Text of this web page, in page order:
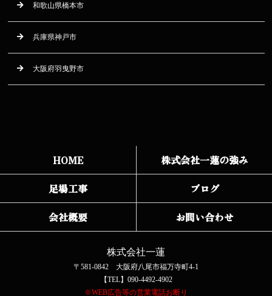
和歌山県橋本市
兵庫県神戸市
大阪府羽曳野市
HOME
株式会社一蓮の強み
足場工事
ブログ
会社概要
お問い合わせ
株式会社一蓮
〒581-0842 大阪府八尾市福万寺町4-1
【TEL】090-4492-4902
※WEB広告等の営業電話お断り